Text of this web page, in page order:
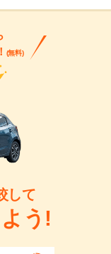
(無料)
して
う!